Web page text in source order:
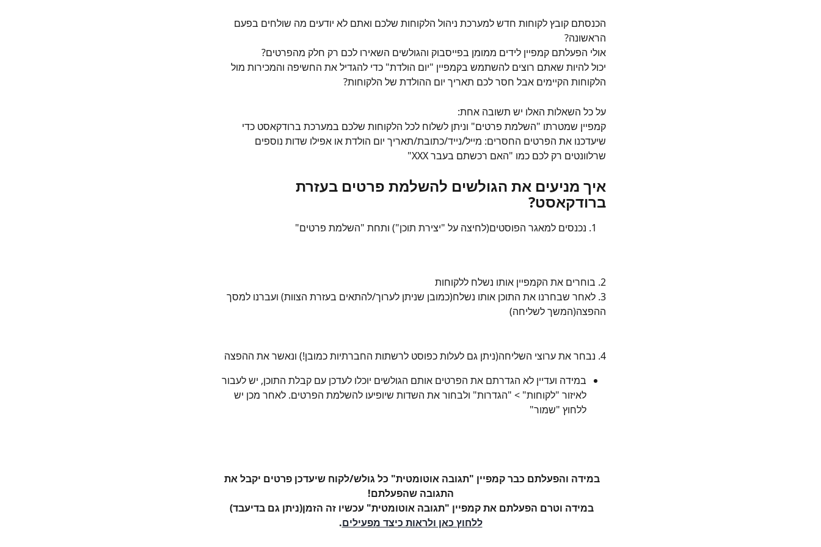
הכנסתם קובץ לקוחות חדש למערכת ניהול הלקוחות שלכם ואתם לא יודעים מה שולחים בפעם
הראשונה?
אולי הפעלתם קמפיין לידים ממומן בפייסבוק והגולשים השאירו לכם רק חלק מהפרטים?
יכול להיות שאתם רוצים להשתמש בקמפיין "יום הולדת" כדי להגדיל את החשיפה והמכירות מול
הלקוחות הקיימים אבל חסר לכם תאריך יום ההולדת של הלקוחות?
על כל השאלות האלו יש תשובה אחת:
קמפיין שמטרתו "השלמת פרטים" וניתן לשלוח לכל הלקוחות שלכם במערכת ברודקאסט כדי
שיעדכנו את הפרטים החסרים: מייל/נייד/כתובת/תאריך יום הולדת או אפילו שדות נוספים
שרלוונטים רק לכם כמו "האם רכשתם בעבר XXX"
איך מניעים את הגולשים להשלמת פרטים בעזרת
ברודקאסט?
נכנסים למאגר הפוסטים(לחיצה על "יצירת תוכן") ותחת "השלמת פרטים"
2. בוחרים את הקמפיין אותו נשלח ללקוחות
3. לאחר שבחרנו את התוכן אותו נשלח(כמובן שניתן לערוך/להתאים בעזרת הצוות) ועברנו למסך
ההפצה(המשך לשליחה)
4. נבחר את ערוצי השליחה(ניתן גם לעלות כפוסט לרשתות החברתיות כמובן!) ונאשר את ההפצה
במידה ועדיין לא הגדרתם את הפרטים אותם הגולשים יוכלו לעדכן עם קבלת התוכן, יש לעבור
לאיזור "לקוחות" > "הגדרות" ולבחור את השדות שיופיעו להשלמת הפרטים. לאחר מכן יש
ללחוץ "שמור"
במידה והפעלתם כבר קמפיין "תגובה אוטומטית" כל גולש/לקוח שיעדכן פרטים יקבל את
התגובה שהפעלתם!
במידה וטרם הפעלתם את קמפיין "תגובה אוטומטית" עכשיו זה הזמן(ניתן גם בדיעבד)
ללחוץ כאן ולראות כיצד מפעילים.